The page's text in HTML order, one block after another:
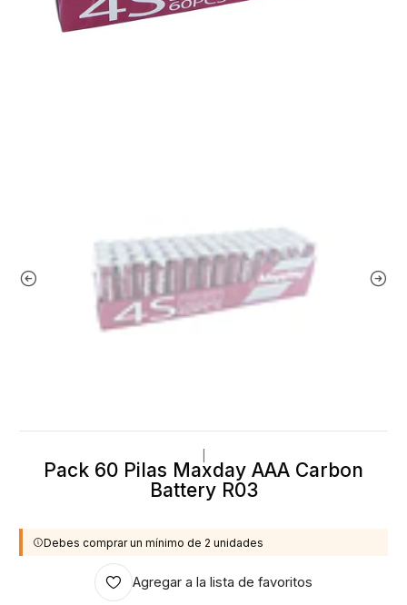
Pack 60 Pilas Maxday AAA Carbon
Battery R03
Debes comprar un mínimo de 2 unidades
Agregar a la lista de favoritos